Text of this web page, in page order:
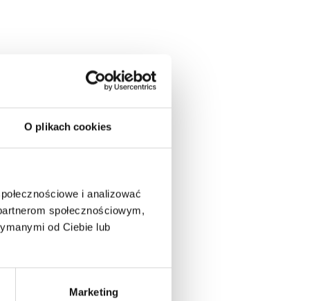
O plikach cookies
i analizować
społecznościowym,
od Ciebie lub
Marketing
–
więc